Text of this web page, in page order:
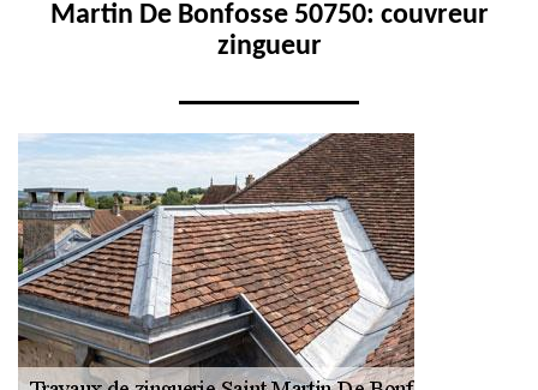
Martin De Bonfosse 50750: couvreur
zingueur